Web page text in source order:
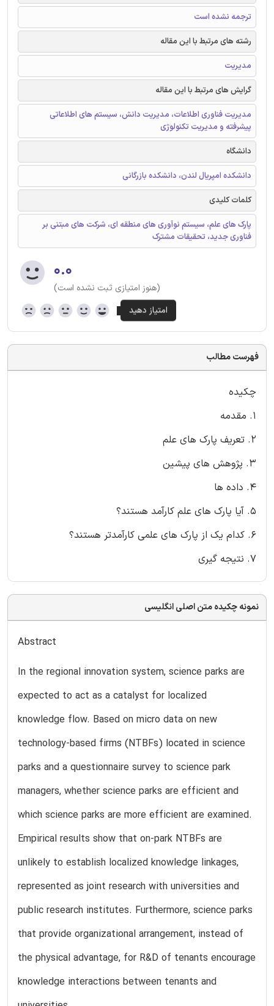
ترجمه نشده است
رشته های مرتبط با این مقاله
مدیریت
گرایش های مرتبط با این مقاله
مدیریت فناوری اطلاعات، مدیریت دانش، سیستم های اطلاعاتی
پیشرفته و مدیریت تکنولوژی
دانشگاه
دانشکده امپریال لندن، دانشکده بازرگانی
کلمات کلیدی
پارک های علم، سیستم نوآوری های منطقه ای، شرکت های مبتنی بر
فناوری جدید، تحقیقات مشترك
۰.۰
(هنوز امتیازی ثبت نشده است)
فهرست مطالب
چكیده
1. مقدمه
2. تعریف پارک های علم
3. پژوهش های پیشین
4. داده ها
5. آیا پارک های علم کارآمد هستند؟
6. کدام یک از پارک های علمی کارآمدتر هستند؟
7. نتیجه گیری
نمونه چکیده متن اصلی انگلیسی
Abstract
In the regional innovation system, science parks are
expected to act as a catalyst for localized
knowledge flow. Based on micro data on new
technology-based firms (NTBFs) located in science
parks and a questionnaire survey to science park
managers, whether science parks are efficient and
which science parks are more efficient are examined.
Empirical results show that on-park NTBFs are
unlikely to establish localized knowledge linkages,
represented as joint research with universities and
public research institutes. Furthermore, science parks
that provide organizational arrangement, instead of
the physical advantage, for R&D of tenants encourage
knowledge interactions between tenants and